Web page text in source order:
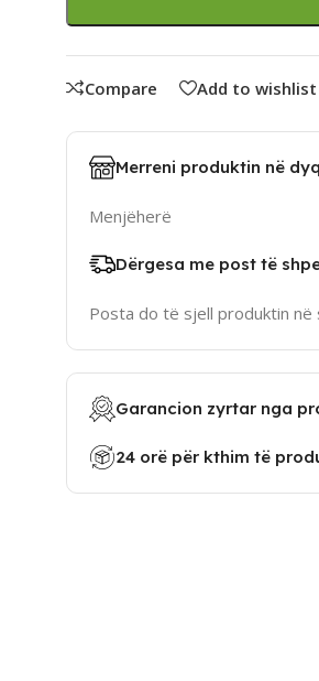
Compare Add to wishlist
Merreni produktin në
Menjëherë
Dërgesa me post të
Posta do të sjell produktin në
Garancion zyrtar nga
24 orë për kthim të